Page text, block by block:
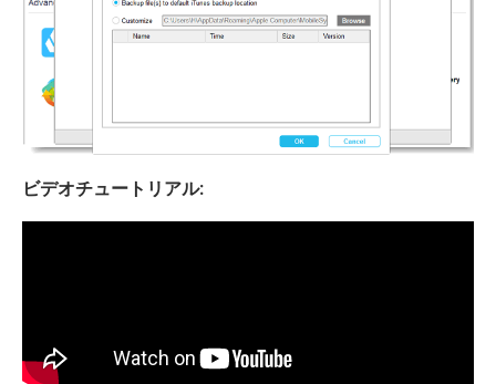
ビデオチュートリアル: